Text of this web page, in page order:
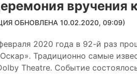
вручения
ОБНОВЛЕНА 10.02.2020, 09:09)
2020 года в 92-й раз
Традиционно самые
Theatre. Событие